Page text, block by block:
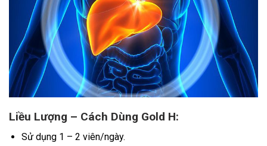
Liều Lượng – Cách Dùng Gold H:
Sử dụng 1 – 2 viên/ngày.